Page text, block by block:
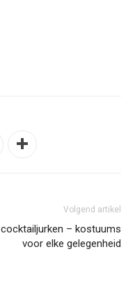
Volgend artikel
cocktailjurken – kostuums
voor elke gelegenheid